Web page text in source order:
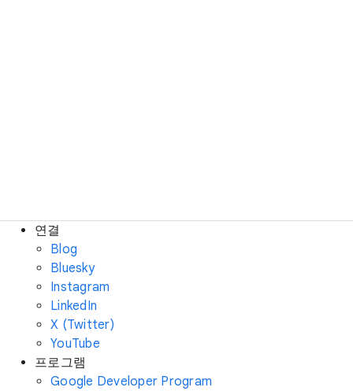
연결
Blog
Bluesky
Instagram
LinkedIn
X (Twitter)
YouTube
프로그램
Google Developer Program